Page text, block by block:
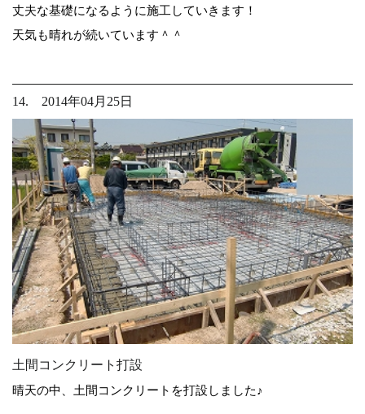
丈夫な基礎になるように施工していきます！
天気も晴れが続いています＾＾
14. 2014年04月25日
土間コンクリート打設
晴天の中、土間コンクリートを打設しました♪